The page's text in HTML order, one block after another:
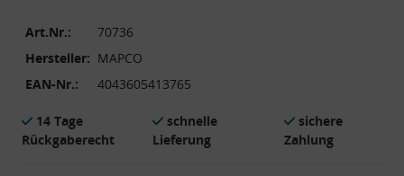
Art.Nr.:
70736
Hersteller: MAPCO
EAN-Nr.:
4043605413765
14 Tage
Rückgaberecht
schnelle
Lieferung
sichere
Zahlung